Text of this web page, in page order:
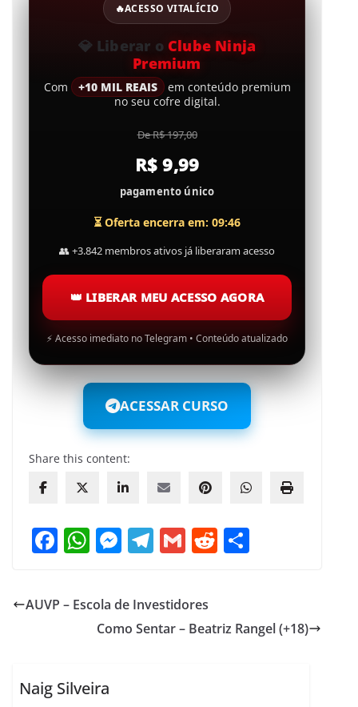
🔥ACESSO VITALÍCIO
💎 Liberar o Clube Ninja
Premium
Com +10 MIL REAIS em conteúdo premium
no seu cofre digital.
De R$ 197,00
R$ 9,99
pagamento único
⏳ Oferta encerra em: 09:45
👥+3.842 membros ativos já liberaram acesso
👑 LIBERAR MEU ACESSO AGORA
⚡ Acesso imediato no Telegram • Conteúdo atualizado
ACESSAR CURSO
Share this content:
F
c
e
o
W
at
s
A
p
M
ss
e
n
T
e
gr
a
G
l
R
di
t
e
AUVP – Escola de Investidores
Como Sentar – Beatriz Rangel (+18)
Naig Silveira